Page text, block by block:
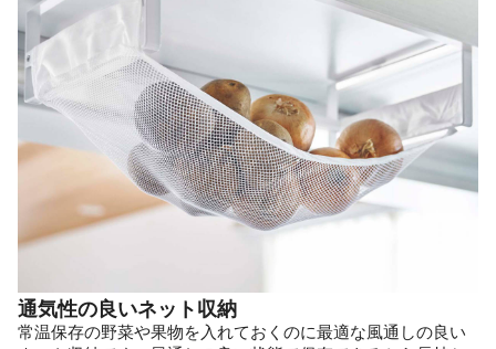
通気性の良いネット収納
常温保存の野菜や果物を入れておくのに最適な風通しの良い